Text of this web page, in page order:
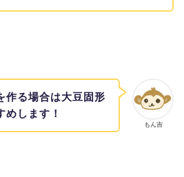
もん吉
作る場合は大豆固形
します！